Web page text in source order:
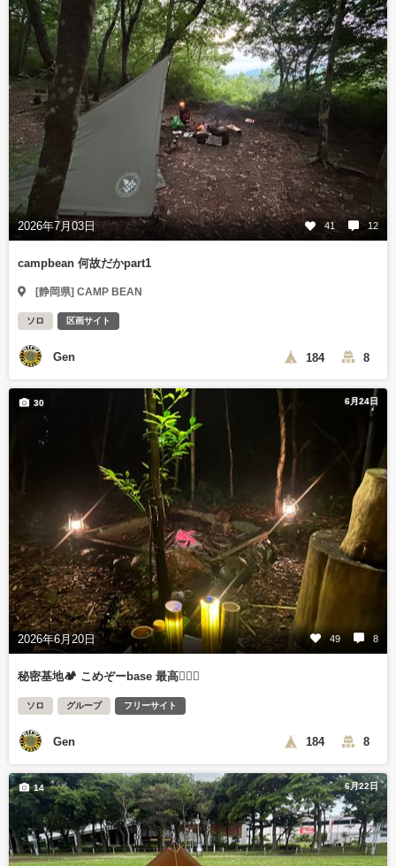
2026年7月03日 41 12
campbean 何故だかpart1
[静岡県] CAMP BEAN
ソロ 区画サイト
Gen 184 8
6月24日
2026年6月20日 49 8
30
秘密基地🏕 こめぞーbase 最高👍🏻✨
ソロ グループ フリーサイト
Gen 184 8
6月22日
14